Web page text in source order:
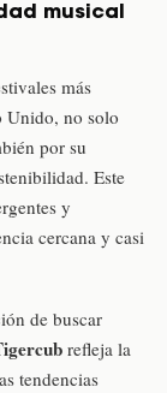
musical
más
Unido, no solo
por su
Este
y
cercana y casi
de buscar
refleja la
tendencias